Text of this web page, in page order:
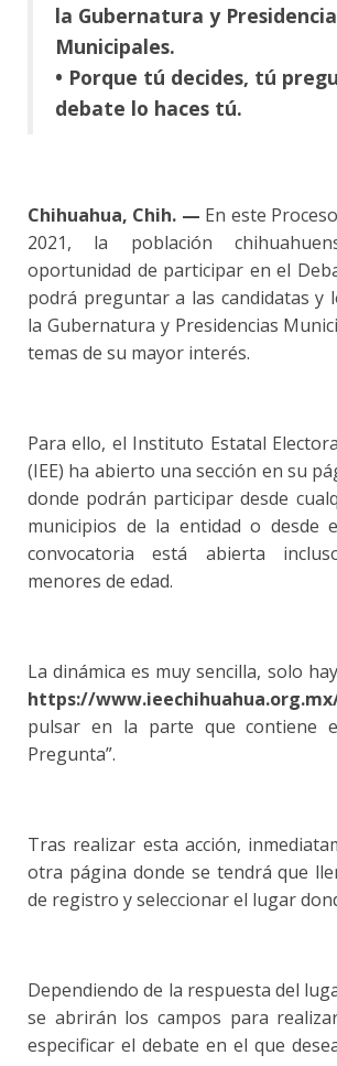
la Gubernatura y
Municipales.
• Porque tú decides, tú
debate lo haces tú.
Chihuahua, Chih. — En este
2021, la población
oportunidad de participar en el
podrá preguntar a las candidatas y
la Gubernatura y Presidencias
temas de su mayor interés.
Para ello, el Instituto Estatal
(IEE) ha abierto una sección en su
donde podrán participar desde
municipios de la entidad o desde
convocatoria está abierta
menores de edad.
La dinámica es muy sencilla, solo
https://www.ieechihuahua.org.mx/
pulsar en la parte que contiene
Pregunta”.
Tras realizar esta acción,
otra página donde se tendrá que
de registro y seleccionar el lugar
Dependiendo de la respuesta del
se abrirán los campos para
especificar el debate en el que